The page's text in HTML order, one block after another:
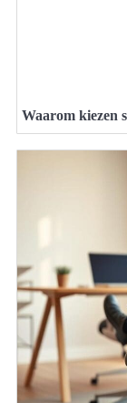
Waarom kiezen